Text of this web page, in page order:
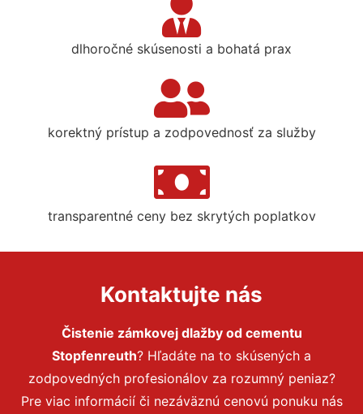
dlhoročné skúsenosti a bohatá prax
korektný prístup a zodpovednosť za služby
transparentné ceny bez skrytých poplatkov
Kontaktujte nás
Čistenie zámkovej dlažby od cementu
Stopfenreuth? Hľadáte na to skúsených a
zodpovedných profesionálov za rozumný peniaz?
Pre viac informácií či nezáväznú cenovú ponuku nás